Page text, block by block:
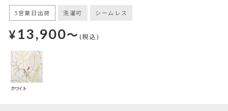
5営業日出荷 洗濯可 シームレス
¥13,900～ (税込)
ホワイト